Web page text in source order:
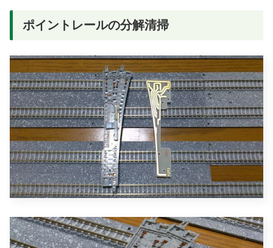
ポイントレールの分解清掃